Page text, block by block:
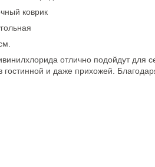
коврик
отлично подойдут для
гостинной и даже прихожей.